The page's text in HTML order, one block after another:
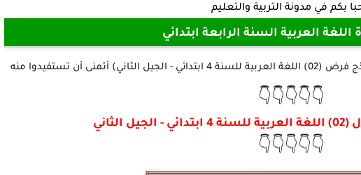
بكم في مدونة التربية والتعليم
العربية السنة الرابعة ابتدائي
أن تستفيدوا منه
👇👇👇👇👇
الثاني
👇👇👇👇👇